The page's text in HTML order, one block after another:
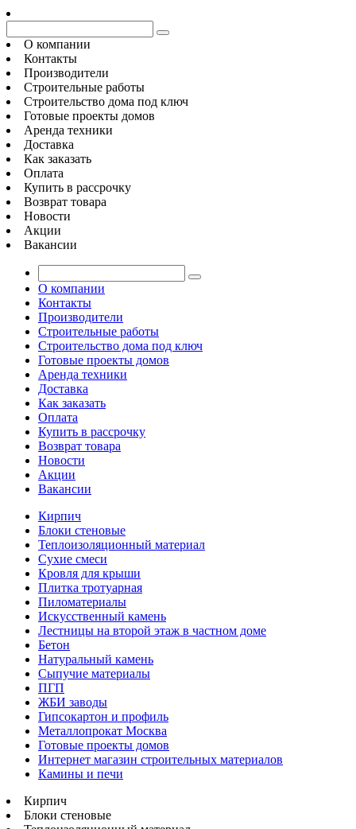
О компании
Контакты
Производители
Строительные работы
Строительство дома под ключ
Готовые проекты домов
Аренда техники
Доставка
Как заказать
Оплата
Купить в рассрочку
Возврат товара
Новости
Акции
Вакансии
О компании
Контакты
Производители
Строительные работы
Строительство дома под ключ
Готовые проекты домов
Аренда техники
Доставка
Как заказать
Оплата
Купить в рассрочку
Возврат товара
Новости
Акции
Вакансии
Кирпич
Блоки стеновые
Теплоизоляционный материал
Сухие смеси
Кровля для крыши
Плитка тротуарная
Пиломатериалы
Искусственный камень
Лестницы на второй этаж в частном доме
Бетон
Натуральный камень
Сыпучие материалы
ПГП
ЖБИ заводы
Гипсокартон и профиль
Металлопрокат Москва
Готовые проекты домов
Интернет магазин строительных материалов
Камины и печи
Кирпич
Блоки стеновые